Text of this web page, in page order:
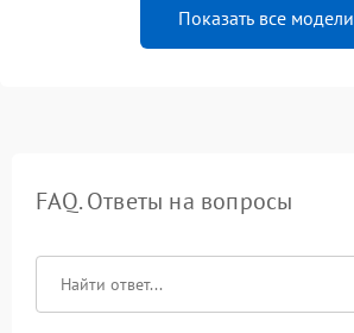
Показать все модели
FAQ. Ответы на вопросы